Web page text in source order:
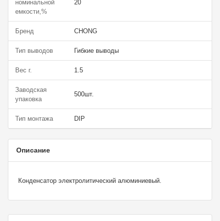
номинальной
емкости,%
20
Бренд CHONG
Тип выводов Гибкие выводы
Вес г. 1.5
Заводская
упаковка
500шт.
Тип монтажа DIP
Описание
Конденсатор электролитический алюминиевый.